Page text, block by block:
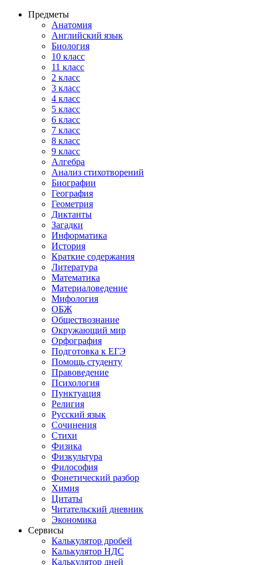
Предметы
Анатомия
Английский язык
Биология
10 класс
11 класс
2 класс
3 класс
4 класс
5 класс
6 класс
7 класс
8 класс
9 класс
Алгебра
Анализ стихотворений
Биографии
География
Геометрия
Диктанты
Загадки
Информатика
История
Краткие содержания
Литература
Математика
Материаловедение
Мифология
ОБЖ
Обществознание
Окружающий мир
Орфография
Подготовка к ЕГЭ
Помощь студенту
Правоведение
Психология
Пунктуация
Религия
Русский язык
Сочинения
Стихи
Физика
Физкультура
Философия
Фонетический разбор
Химия
Цитаты
Читательский дневник
Экономика
Сервисы
Калькулятор дробей
Калькулятор НДС
Калькулятор дней